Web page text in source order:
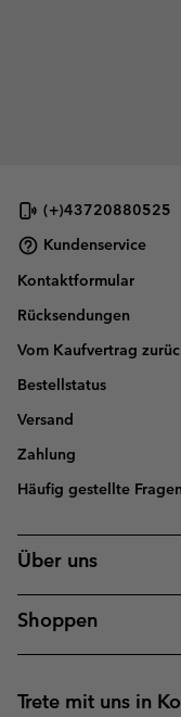
(+)43720880525
Kundenservice
Kontaktformular
Rücksendungen
Vom Kaufvertrag
Bestellstatus
Versand
Zahlung
Häufig gestellte Fragen
Über uns
Shoppen
Trete mit uns in